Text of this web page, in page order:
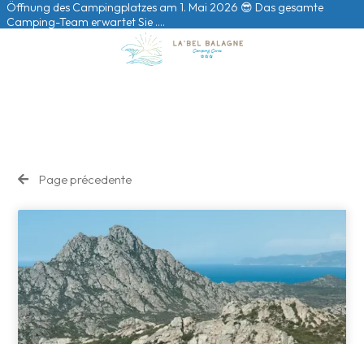
Öffnung des Campingplatzes am 1. Mai 2026 😎 Das gesamte
Camping-Team erwartet Sie ….
Page précedente